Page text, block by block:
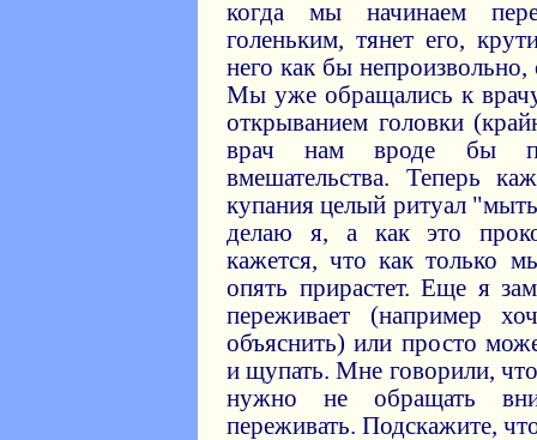
когда мы начинаем
голеньким, тянет его,
него как бы непроизвольно,
Мы уже обращались к
открыванием головки
врач нам вроде бы
вмешательства. Теперь
купания целый ритуал
делаю я, а как это
кажется, что как только
опять прирастет. Еще я
переживает (например
объяснить) или просто
и щупать. Мне говорили, что
нужно не обращать
переживать. Подскажите,